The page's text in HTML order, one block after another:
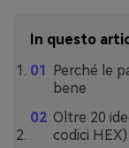
In questo
Perché le
bene
Oltre 20
codici HEX)